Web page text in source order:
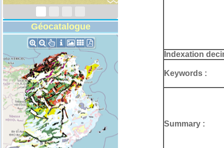
Géocatalogue
Indexation
Keywords :
Summary :